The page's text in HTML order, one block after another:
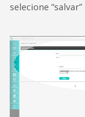
selecione “salvar”